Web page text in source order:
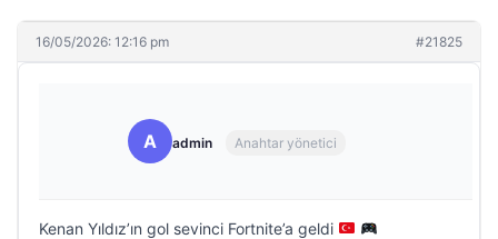
16/05/2026: 12:16 pm #21825
A admin Anahtar yönetici
Kenan Yıldız’ın gol sevinci Fortnite’a geldi